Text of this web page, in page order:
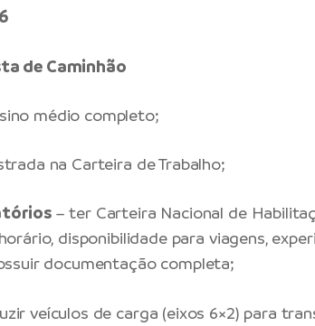
de Caminhão
médio completo;
na Carteira de Trabalho;
– ter Carteira Nacional de
disponibilidade para viagens,
documentação completa;
veículos de carga (eixos 6×2) para